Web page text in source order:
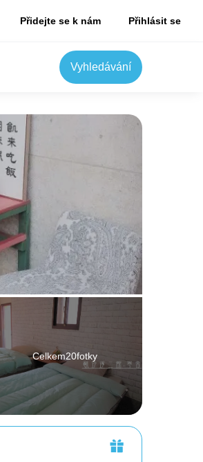
Přidejte se k nám Přihlásit se
Vyhledávání
Celkem20fotky